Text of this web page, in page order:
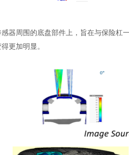
器周围的底盘部件上，旨在与保险
更加明显。